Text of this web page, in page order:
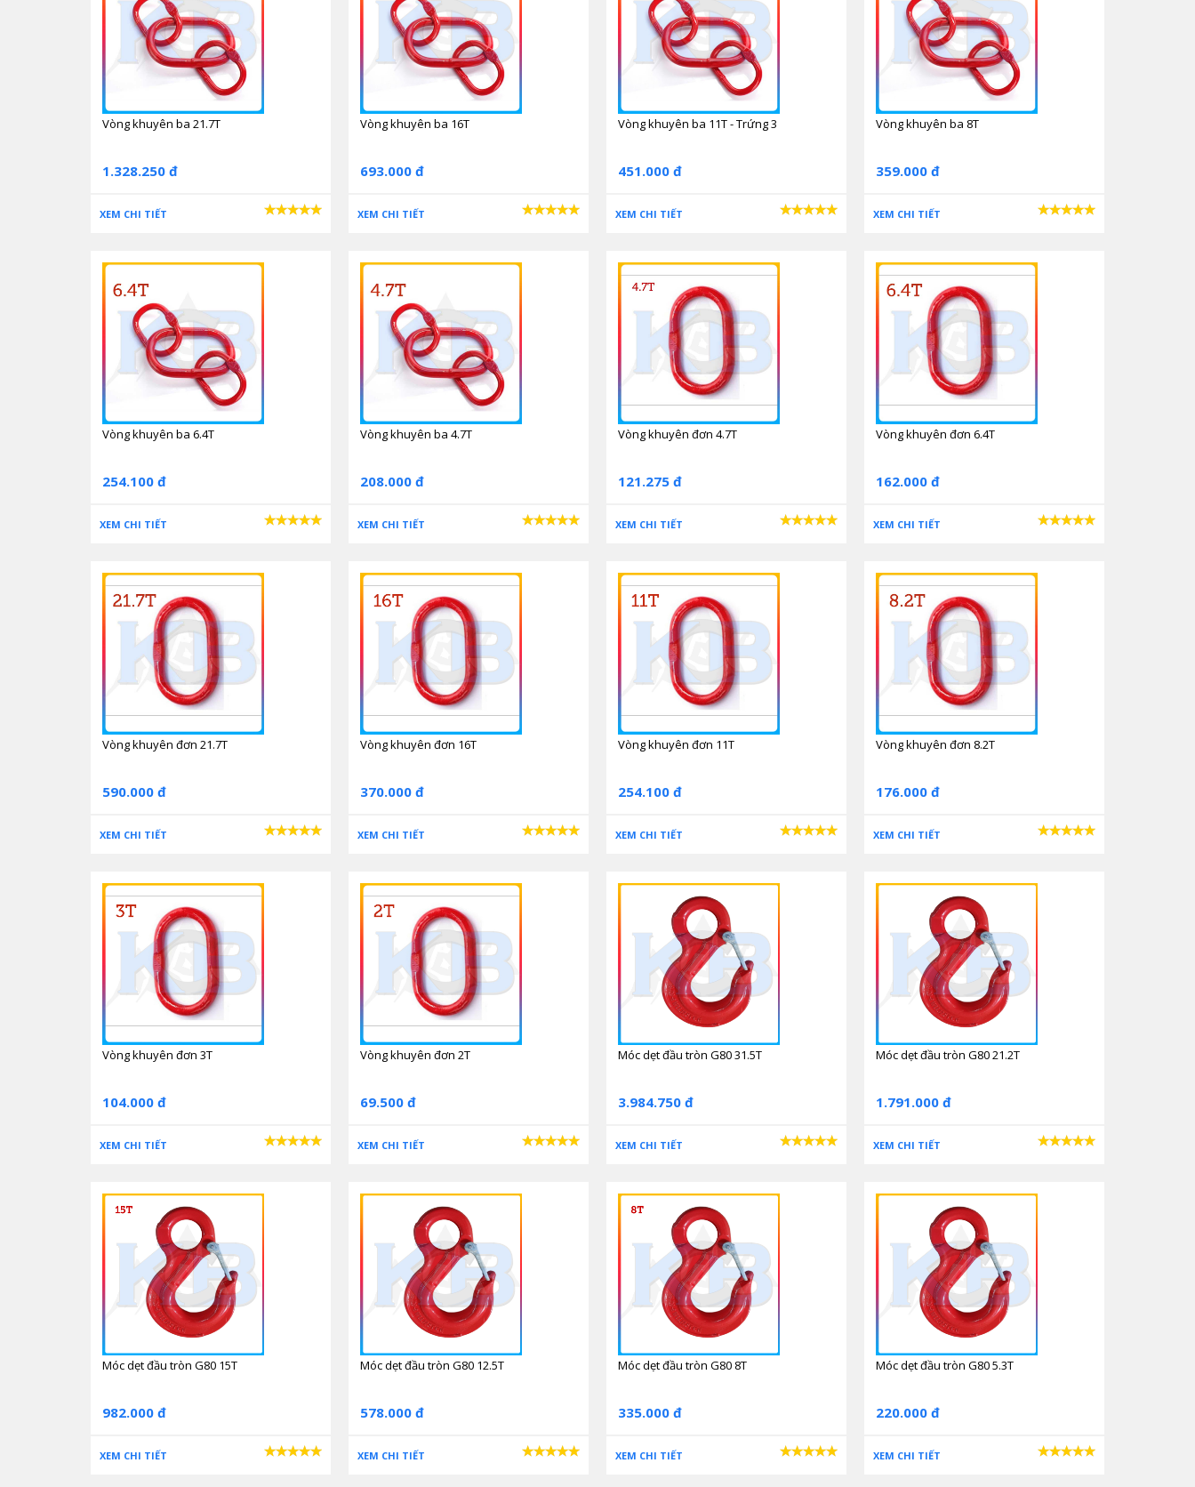
Vòng khuyên ba 21.7T
1.328.250 đ
XEM CHI TIẾT
Vòng khuyên ba 16T
693.000 đ
XEM CHI TIẾT
Vòng khuyên ba 11T - Trứng 3
451.000 đ
XEM CHI TIẾT
Vòng khuyên ba 8T
359.000 đ
XEM CHI TIẾT
Vòng khuyên ba 6.4T
254.100 đ
XEM CHI TIẾT
Vòng khuyên ba 4.7T
208.000 đ
XEM CHI TIẾT
Vòng khuyên đơn 4.7T
121.275 đ
XEM CHI TIẾT
Vòng khuyên đơn 6.4T
162.000 đ
XEM CHI TIẾT
Vòng khuyên đơn 21.7T
590.000 đ
XEM CHI TIẾT
Vòng khuyên đơn 16T
370.000 đ
XEM CHI TIẾT
Vòng khuyên đơn 11T
254.100 đ
XEM CHI TIẾT
Vòng khuyên đơn 8.2T
176.000 đ
XEM CHI TIẾT
Vòng khuyên đơn 3T
104.000 đ
XEM CHI TIẾT
Vòng khuyên đơn 2T
69.500 đ
XEM CHI TIẾT
Móc dẹt đầu tròn G80 31.5T
3.984.750 đ
XEM CHI TIẾT
Móc dẹt đầu tròn G80 21.2T
1.791.000 đ
XEM CHI TIẾT
Móc dẹt đầu tròn G80 15T
982.000 đ
XEM CHI TIẾT
Móc dẹt đầu tròn G80 12.5T
578.000 đ
XEM CHI TIẾT
Móc dẹt đầu tròn G80 8T
335.000 đ
XEM CHI TIẾT
Móc dẹt đầu tròn G80 5.3T
220.000 đ
XEM CHI TIẾT